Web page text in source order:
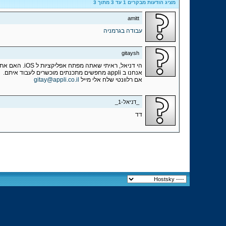
מציג הודעות מבקרים 1 עד 3מתוך 3
amitt
עבודה בגרמניה
gitaysh
הי דניאל, ראיתי שאתה מפתח אפליקציות ל iOS. האם אתה מחפש עבודה כפרילאנסר? כשכיר? מאיפה אתה בארץ?
אנחנו ב appli מחפשים מתכנתים מוכשרים לעבוד איתם.
אם רלוונטי שלח אלי מייל gitay@appli.co.il
_דניאל-1_
דד